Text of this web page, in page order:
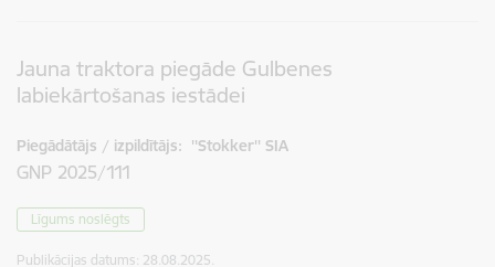
Jauna traktora piegāde Gulbenes
labiekārtošanas iestādei
Piegādātājs / izpildītājs: ''Stokker'' SIA
GNP 2025/111
Līgums noslēgts
Publikācijas datums: 28.08.2025.